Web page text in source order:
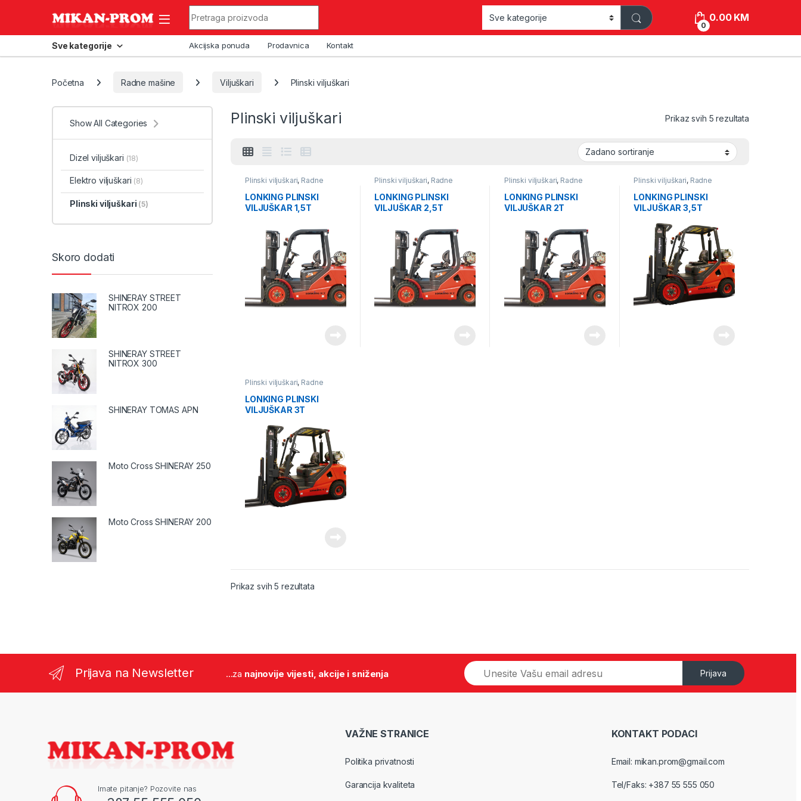
0
0.00 KM
Sve kategorije Akcijska ponuda Prodavnica Kontakt
Početna Radne mašine Viljuškari Plinski viljuškari
Plinski viljuškari Prikaz svih 5 rezultata
Plinski viljuškari, Radne
Viljuškari
LONKING PLINSKI
VILJUŠKAR 1,5T
Plinski viljuškari, Radne
Viljuškari
LONKING PLINSKI
VILJUŠKAR 2,5T
Plinski viljuškari, Radne
Viljuškari
LONKING PLINSKI
VILJUŠKAR 2T
Plinski viljuškari, Radne
Viljuškari
LONKING PLINSKI
VILJUŠKAR 3,5T
Plinski viljuškari, Radne
Viljuškari
LONKING PLINSKI
VILJUŠKAR 3T
Prikaz svih 5 rezultata
Show All Categories
Dizel viljuškari (18)
Elektro viljuškari (8)
Plinski viljuškari (5)
Skoro dodati
SHINERAY STREET
NITROX 200
SHINERAY STREET
NITROX 300
SHINERAY TOMAS APN
Moto Cross SHINERAY 250
Moto Cross SHINERAY 200
Prijava na Newsletter ...za najnovije vijesti, akcije i sniženja
E
m
a
Prijava
Imate pitanje? Pozovite nas
VAŽNE STRANICE
Politika privatnosti
Garancija kvaliteta
KONTAKT PODACI
Email: mikan.prom@gmail.com
Tel/Faks: +387 55 555 050